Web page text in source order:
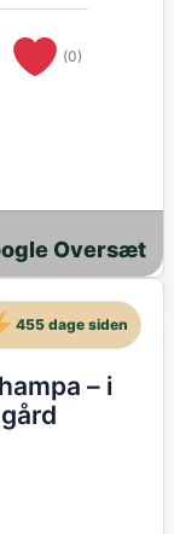
(0)
Oversæt
– i
455 dage siden